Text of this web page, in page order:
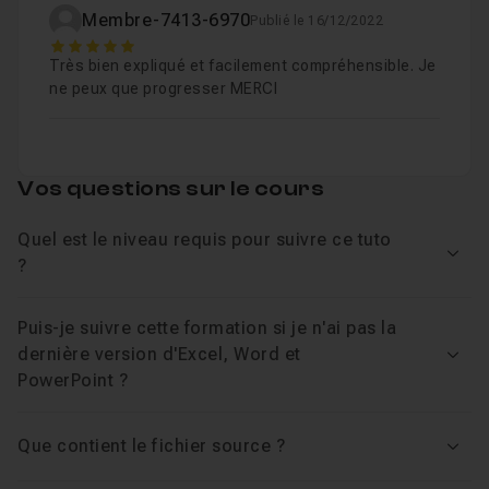
Chapitre 8 : Rédiger un courrier 38m35
Chapitre 9 : Créer un tableau
Chapitre 11 : Préparer un publipostage
Chapitre 13 : Concevoir une présentation
Chapitre 14 : Appliquer des transitions
Membre-7413-6970Publié le 16/12/2022
5
Très bien expliqué et facilement compréhensible. Je
ne peux que progresser MERCI
Vos questions sur le cours
Quel est le niveau requis pour suivre ce tuto
?
Puis-je suivre cette formation si je n'ai pas la
dernière version d'Excel, Word et
PowerPoint ?
Que contient le fichier source ?